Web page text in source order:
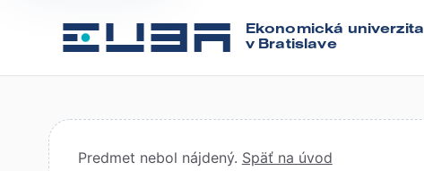
Ekonomická univerzita
v Bratislave
Predmet nebol nájdený. Späť na úvod